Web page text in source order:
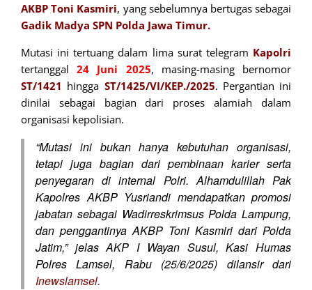
AKBP Toni Kasmiri, yang sebelumnya bertugas sebagai
Gadik Madya SPN Polda Jawa Timur.
Mutasi ini tertuang dalam lima surat telegram Kapolri
tertanggal24 Juni 2025, masing-masing bernomor
ST/1421 hingga ST/1425/VI/KEP./2025. Pergantian ini
dinilai sebagai bagian dari proses alamiah dalam
organisasi kepolisian.
“Mutasi ini bukan hanya kebutuhan organisasi,
tetapi juga bagian dari pembinaan karier serta
penyegaran di internal Polri. Alhamdulillah Pak
Kapolres AKBP Yusriandi mendapatkan promosi
jabatan sebagai Wadirreskrimsus Polda Lampung,
dan penggantinya AKBP Toni Kasmiri dari Polda
Jatim,” jelas AKP I Wayan Susul, Kasi Humas
Polres Lamsel, Rabu (25/6/2025) dilansir dari
Inewslamsel.